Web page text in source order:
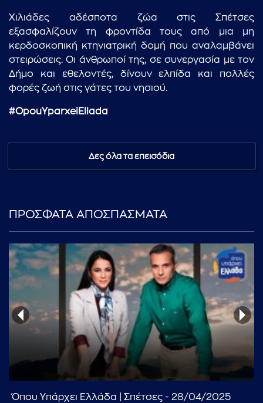
...πληκτρολογήστε κείμενο προς αναζήτηση
Χιλιάδες αδέσποτα ζώα στις Σπέτσες
εξασφαλίζουν τη φροντίδα τους από μια μη
κερδοσκοπική κτηνιατρική δομή που αναλαμβάνει
στειρώσεις. Οι άνθρωποί της, σε συνεργασία με τον
Δήμο και εθελοντές, δίνουν ελπίδα και πολλές
φορές ζωή στις γάτες του νησιού.
#OpouYparxeiEllada
Δες όλα τα επεισόδια
ΠΡΟΣΦΑΤΑ ΑΠΟΣΠΑΣΜΑΤΑ
Όπου Υπάρχει Ελλάδα | Σπέτσες - 28/04/2025